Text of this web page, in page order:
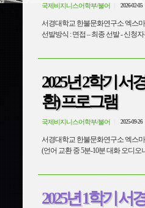
국제비지니스어학부/불어 2026-02-05
서경대학교 한불문화연구소 엑스마르세유대학교 CFAL Tandem(언어교환) 프로그
선발방식 :
2025년 2학기 서
환) 프로그램
국제비지니스어학부/불어 2025-09-26
서경대학교 한불문화연구소 엑스마르세유대학교 CFAL Tandem(언어교환) 프로
2025년 1학기 서